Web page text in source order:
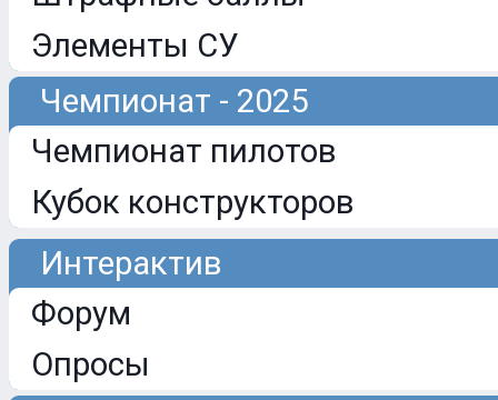
Элементы СУ
Чемпионат - 2025
Чемпионат пилотов
Кубок конструкторов
Интерактив
Форум
Опросы